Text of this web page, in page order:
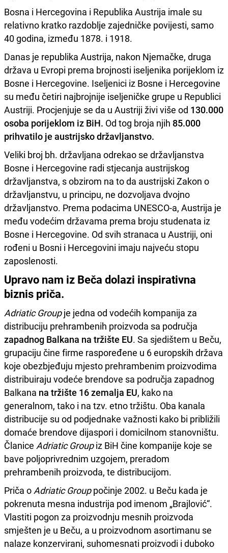
Bosna i Hercegovina i Republika Austrija imale su
relativno kratko razdoblje zajedničke povijesti, samo
40 godina, između 1878. i 1918.
Danas je republika Austrija, nakon Njemačke, druga
država u Evropi prema brojnosti iseljenika porijeklom iz
Bosne i Hercegovine. Iseljenici iz Bosne i Hercegovine
su među četiri najbrojnije iseljeničke grupe u Republici
Austriji. Procjenjuje se da u Austriji živi više od 130.000
osoba porijeklom iz BiH. Od tog broja njih 85.000
prihvatilo je austrijsko državljanstvo.
Veliki broj bh. državljana odrekao se državljanstva
Bosne i Hercegovine radi stjecanja austrijskog
državljanstva, s obzirom na to da austrijski Zakon o
državljanstvu, u principu, ne dozvoljava dvojno
državljanstvo. Prema podacima UNESCO-a, Austrija je
među vodećim državama prema broju studenata iz
Bosne i Hercegovine. Od svih stranaca u Austriji, oni
rođeni u Bosni i Hercegovini imaju najveću stopu
zaposlenosti.
Upravo nam iz Beča dolazi inspirativna
biznis priča.
Adriatic Groupje jedna od vodećih kompanija za
distribuciju prehrambenih proizvoda sa područja
zapadnog Balkana na tržište EU. Sa sjedištem u Beču,
grupaciju čine firme raspoređene u 6 europskih država
koje obezbjeđuju mjesto prehrambenim proizvodima
distribuiraju vodeće brendove sa područja zapadnog
Balkana na tržište 16 zemalja EU, kako na
generalnom, tako i na tzv. etno tržištu. Oba kanala
distribucije su od podjednake važnosti kako bi približili
domaće brendove dijaspori i domicilnom stanovništu.
Članice Adriatic Groupiz BiH čine kompanije koje se
bave poljoprivrednim uzgojem, preradom
prehrambenih proizvoda, te distribucijom.
Priča o Adriatic Grouppočinje 2002. u Beču kada je
pokrenuta mesna industrija pod imenom „Brajlović“.
Vlastiti pogon za proizvodnju mesnih proizvoda
smješten je u Beču, a u proizvodnom asortimanu se
nalaze konzervirani, suhomesnati proizvodi i duboko